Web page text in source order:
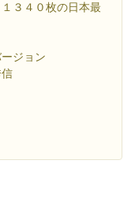
３４０枚の日本最
ジョン
信